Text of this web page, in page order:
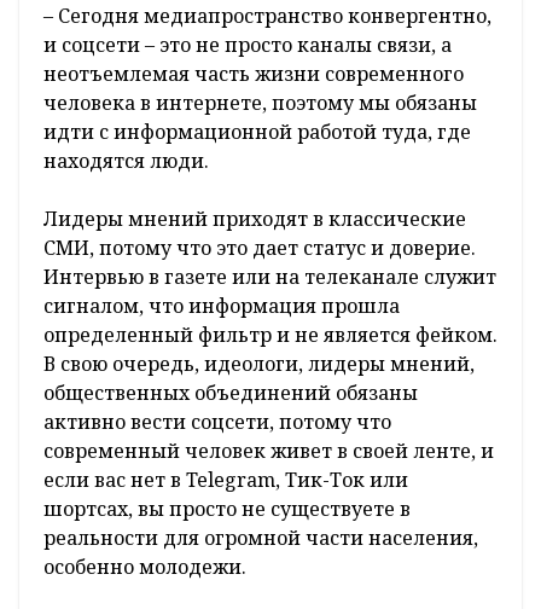
– Сегодня медиапространство конвергентно,
и соцсети – это не просто каналы связи, а
неотъемлемая часть жизни современного
человека в интернете, поэтому мы обязаны
идти с информационной работой туда, где
находятся люди.
Лидеры мнений приходят в классические
СМИ, потому что это дает статус и доверие.
Интервью в газете или на телеканале служит
сигналом, что информация прошла
определенный фильтр и не является фейком.
В свою очередь, идеологи, лидеры мнений,
общественных объединений обязаны
активно вести соцсети, потому что
современный человек живет в своей ленте, и
если вас нет в Telegram, Тик-Ток или
шортсах, вы просто не существуете в
реальности для огромной части населения,
особенно молодежи.